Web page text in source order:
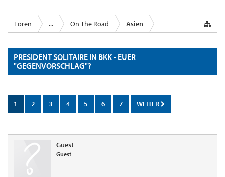
Foren ... On The Road Asien
PRESIDENT SOLITAIRE IN BKK - EUER
"GEGENVORSCHLAG"?
1 2 3 4 5 6 7 WEITER
Guest
Guest